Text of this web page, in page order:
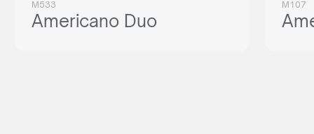
M533
Americano Duo
M107